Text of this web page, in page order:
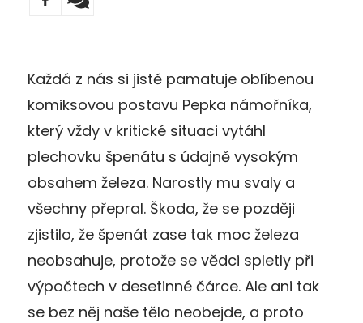
Každá z nás si jistě pamatuje oblíbenou
komiksovou postavu Pepka námořníka,
který vždy v kritické situaci vytáhl
plechovku špenátu s údajně vysokým
obsahem železa. Narostly mu svaly a
všechny přepral. Škoda, že se později
zjistilo, že špenát zase tak moc železa
neobsahuje, protože se vědci spletly při
výpočtech v desetinné čárce. Ale ani tak
se bez něj naše tělo neobejde, a proto